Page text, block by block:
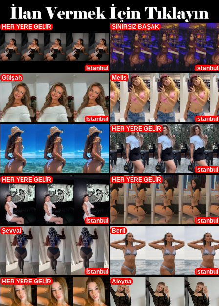
HER YERE GELİR
İstanbul
SINIRSIZ BAŞAK
istanbul
Gülşah
İstanbul
Melis
istanbul
HER YERE GELİR
İstanbul
HER YERE GELİR
İstanbul
HER YERE GELİR
İstanbul
Şevval
İstanbul
Beril
İstanbul
HER YERE GELİR
Aleyna